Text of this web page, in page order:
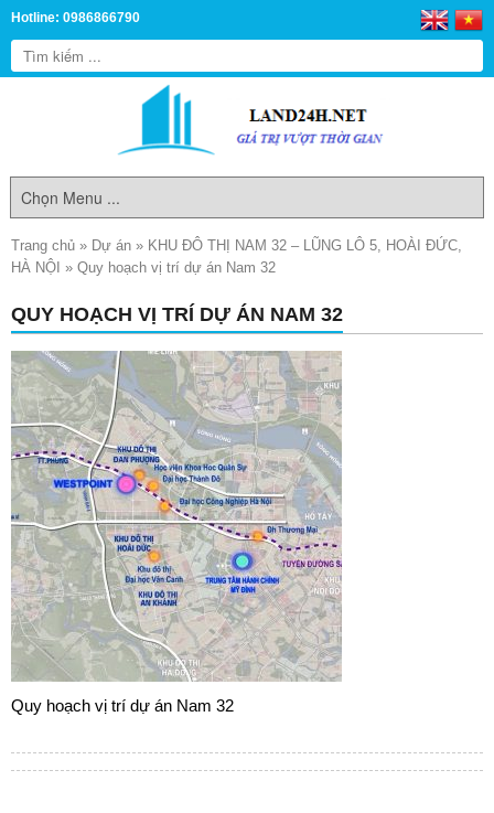
Hotline: 0986866790
Trang chủ » Dự án » KHU ĐÔ THỊ NAM 32 – LŨNG LÔ 5, HOÀI ĐỨC,
HÀ NỘI » Quy hoạch vị trí dự án Nam 32
QUY HOẠCH VỊ TRÍ DỰ ÁN NAM 32
Quy hoạch vị trí dự án Nam 32